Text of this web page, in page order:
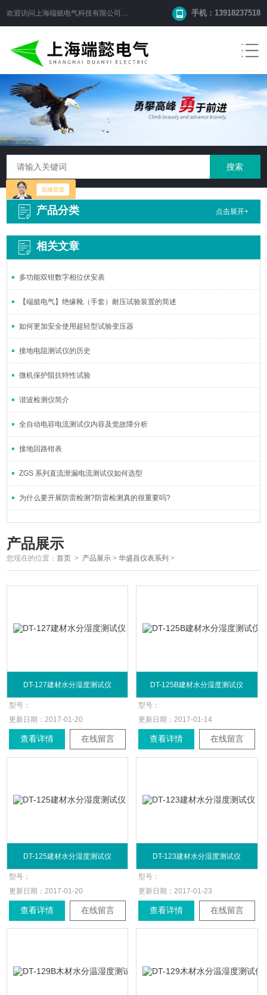
欢迎访问 上海端懿电气科技有限公司 网站！ 手机：13918237518
产品分类 点击展开+
相关文章
多功能双钳数字相位伏安表
【端懿电气】绝缘靴（手套）耐压试验装置的简述
如何更加安全使用超轻型试验变压器
接地电阻测试仪的历史
微机保护阻抗特性试验
谐波检测仪简介
全自动电容电流测试仪内容及觉故障分析
接地回路钳表
ZGS 系列直流泄漏电流测试仪如何选型
为什么要开展防雷检测?防雷检测真的很重要吗?
产品展示
您现在的位置：首页 > 产品展示 >华盛昌仪表系列 >
DT-127建材水分湿度测试仪
型号：
更新日期： 2017-01-20
查看详情 在线留言
DT-125B建材水分湿度测试仪
型号：
更新日期： 2017-01-14
查看详情 在线留言
DT-125建材水分湿度测试仪
型号：
更新日期： 2017-01-20
查看详情 在线留言
DT-123建材水分湿度测试仪
型号：
更新日期： 2017-01-23
查看详情 在线留言